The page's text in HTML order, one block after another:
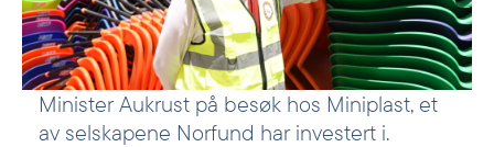
Minister Aukrust på besøk hos Miniplast, et
av selskapene Norfund har investert i.